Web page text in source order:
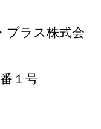
プラス株式会
１号